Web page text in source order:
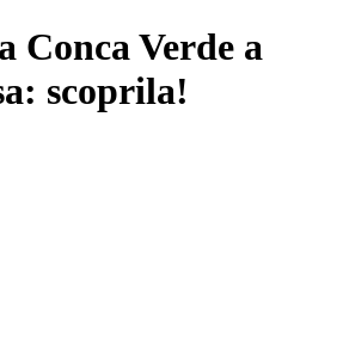
Conca Verde a
scoprila!